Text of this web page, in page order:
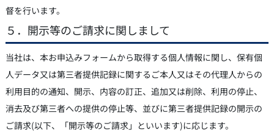
督を行います。
５．開示等のご請求に関しまして
当社は、本お申込みフォームから取得する個人情報に関し、保有個
人データ又は第三者提供記録に関するご本人又はその代理人からの
利用目的の通知、開示、内容の訂正、追加又は削除、利用の停止、
消去及び第三者への提供の停止等、並びに第三者提供記録の開示の
ご請求(以下、「開示等のご請求」といいます)に応じます。